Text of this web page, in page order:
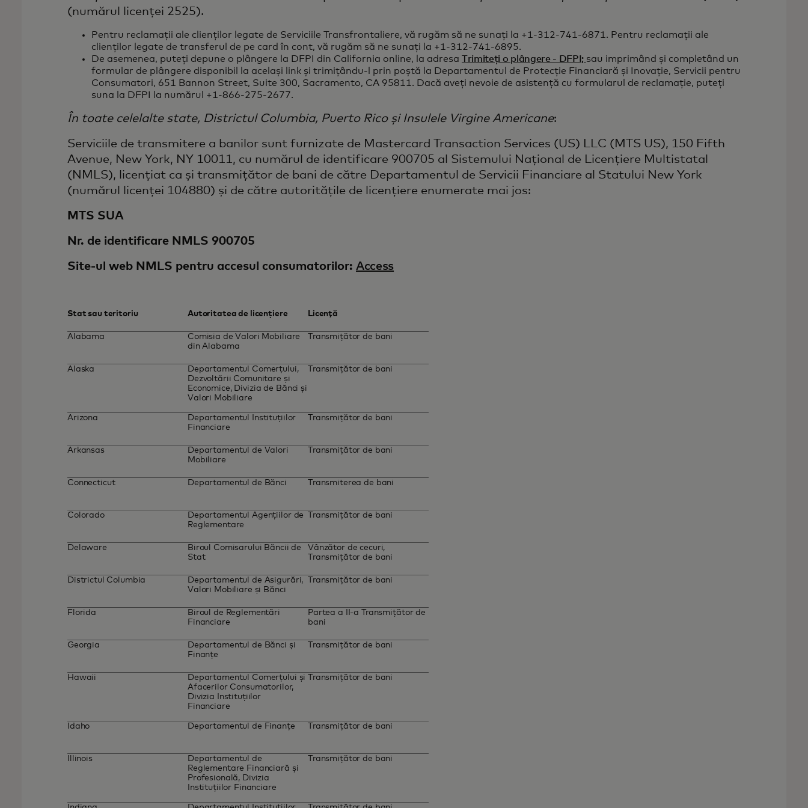
(numărul licenței 2525).
Pentru reclamații ale clienților legate de Serviciile Transfrontaliere, vă rugăm să ne sunați la +1-312-741-6871. Pentru reclamații ale
clienților legate de transferul de pe card în cont, vă rugăm să ne sunați la +1-312-741-6895.
De asemenea, puteți depune o plângere la DFPI din California online, la adresa Trimiteți o plângere - DFPI; sau imprimând și completând un
formular de plângere disponibil la același link și trimițându-l prin poștă la Departamentul de Protecție Financiară și Inovație, Servicii pentru
Consumatori, 651 Bannon Street, Suite 300, Sacramento, CA 95811. Dacă aveți nevoie de asistență cu formularul de reclamație, puteți
suna la DFPI la numărul +1-866-275-2677.
În toate celelalte state, Districtul Columbia, Puerto Rico și Insulele Virgine Americane:
Serviciile de transmitere a banilor sunt furnizate de Mastercard Transaction Services (US) LLC (MTS US), 150 Fifth
Avenue, New York, NY 10011, cu numărul de identificare 900705 al Sistemului Național de Licențiere Multistatal
(NMLS), licențiat ca și transmițător de bani de către Departamentul de Servicii Financiare al Statului New York
(numărul licenței 104880) și de către autoritățile de licențiere enumerate mai jos:
MTS SUA
Nr. de identificare NMLS 900705
Site-ul web NMLS pentru accesul consumatorilor: Access
Stat sau teritoriu Autoritatea de licențiere Licenţă
Alabama
Comisia de Valori Mobiliare
din Alabama
Transmițător de bani
Alaska
Departamentul Comerțului,
Dezvoltării Comunitare și
Economice, Divizia de Bănci și
Valori Mobiliare
Transmițător de bani
Arizona
Departamentul Instituțiilor
Financiare
Transmițător de bani
Arkansas
Departamentul de Valori
Mobiliare
Transmițător de bani
Connecticut Departamentul de Bănci Transmiterea de bani
Colorado
Departamentul Agențiilor de
Reglementare
Transmițător de bani
Delaware
Biroul Comisarului Băncii de
Stat
Vânzător de cecuri,
Transmițător de bani
Districtul Columbia
Departamentul de Asigurări,
Valori Mobiliare și Bănci
Transmițător de bani
Florida
Biroul de Reglementări
Financiare
Partea a II-a Transmițător de
bani
Georgia
Departamentul de Bănci și
Finanțe
Transmițător de bani
Hawaii
Departamentul Comerțului și
Afacerilor Consumatorilor,
Divizia Instituțiilor
Financiare
Transmițător de bani
Idaho Departamentul de Finanțe Transmițător de bani
Illinois
Departamentul de
Reglementare Financiară și
Profesională, Divizia
Instituțiilor Financiare
Transmițător de bani